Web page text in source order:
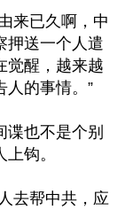
来已久啊，中
押送一个人遣
觉醒，越来越
人的事情。”
谍也不是个别
钩。
去帮中共，应